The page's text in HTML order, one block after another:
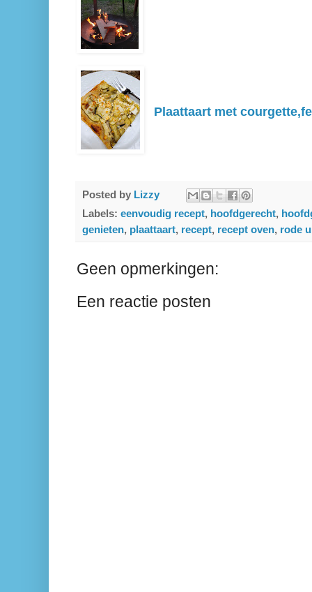
Plaattaart met
Posted by Lizzy
Labels: eenvoudig recept, hoofdgerecht,
genieten, plaattaart, recept, recept oven, rode
Geen opmerkingen:
Een reactie posten